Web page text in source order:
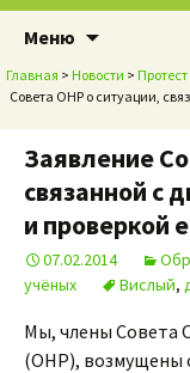
Меню
Главная > Новости >
Совета ОНР о ситуации,
Заявление
связанной с
и проверкой
07.02.2014
учёных
Вислый,
Мы, члены Совета
(ОНР), возмущены